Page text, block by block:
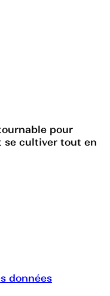
pour
se cultiver tout en
données